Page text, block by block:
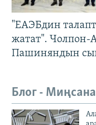
"ЕАЭБдин
жатат". Чолпон-
Пашиняндын
Блог -